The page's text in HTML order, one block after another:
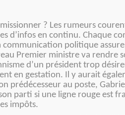
? Les rumeurs
d’infos en continu. Chaque
politique
Premier ministre va rendre
d’un président trop
en gestation. Il y aurait
prédécesseur au poste,
parti si une ligne rouge est
impôts.